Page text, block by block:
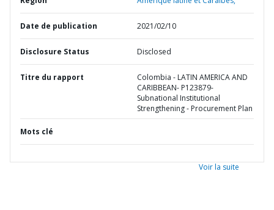
Date de publication 2021/02/10
Disclosure Status Disclosed
Titre du rapport
Colombia - LATIN AMERICA AND
CARIBBEAN- P123879-
Subnational Institutional
Strengthening - Procurement Plan
Mots clé
Voir la suite